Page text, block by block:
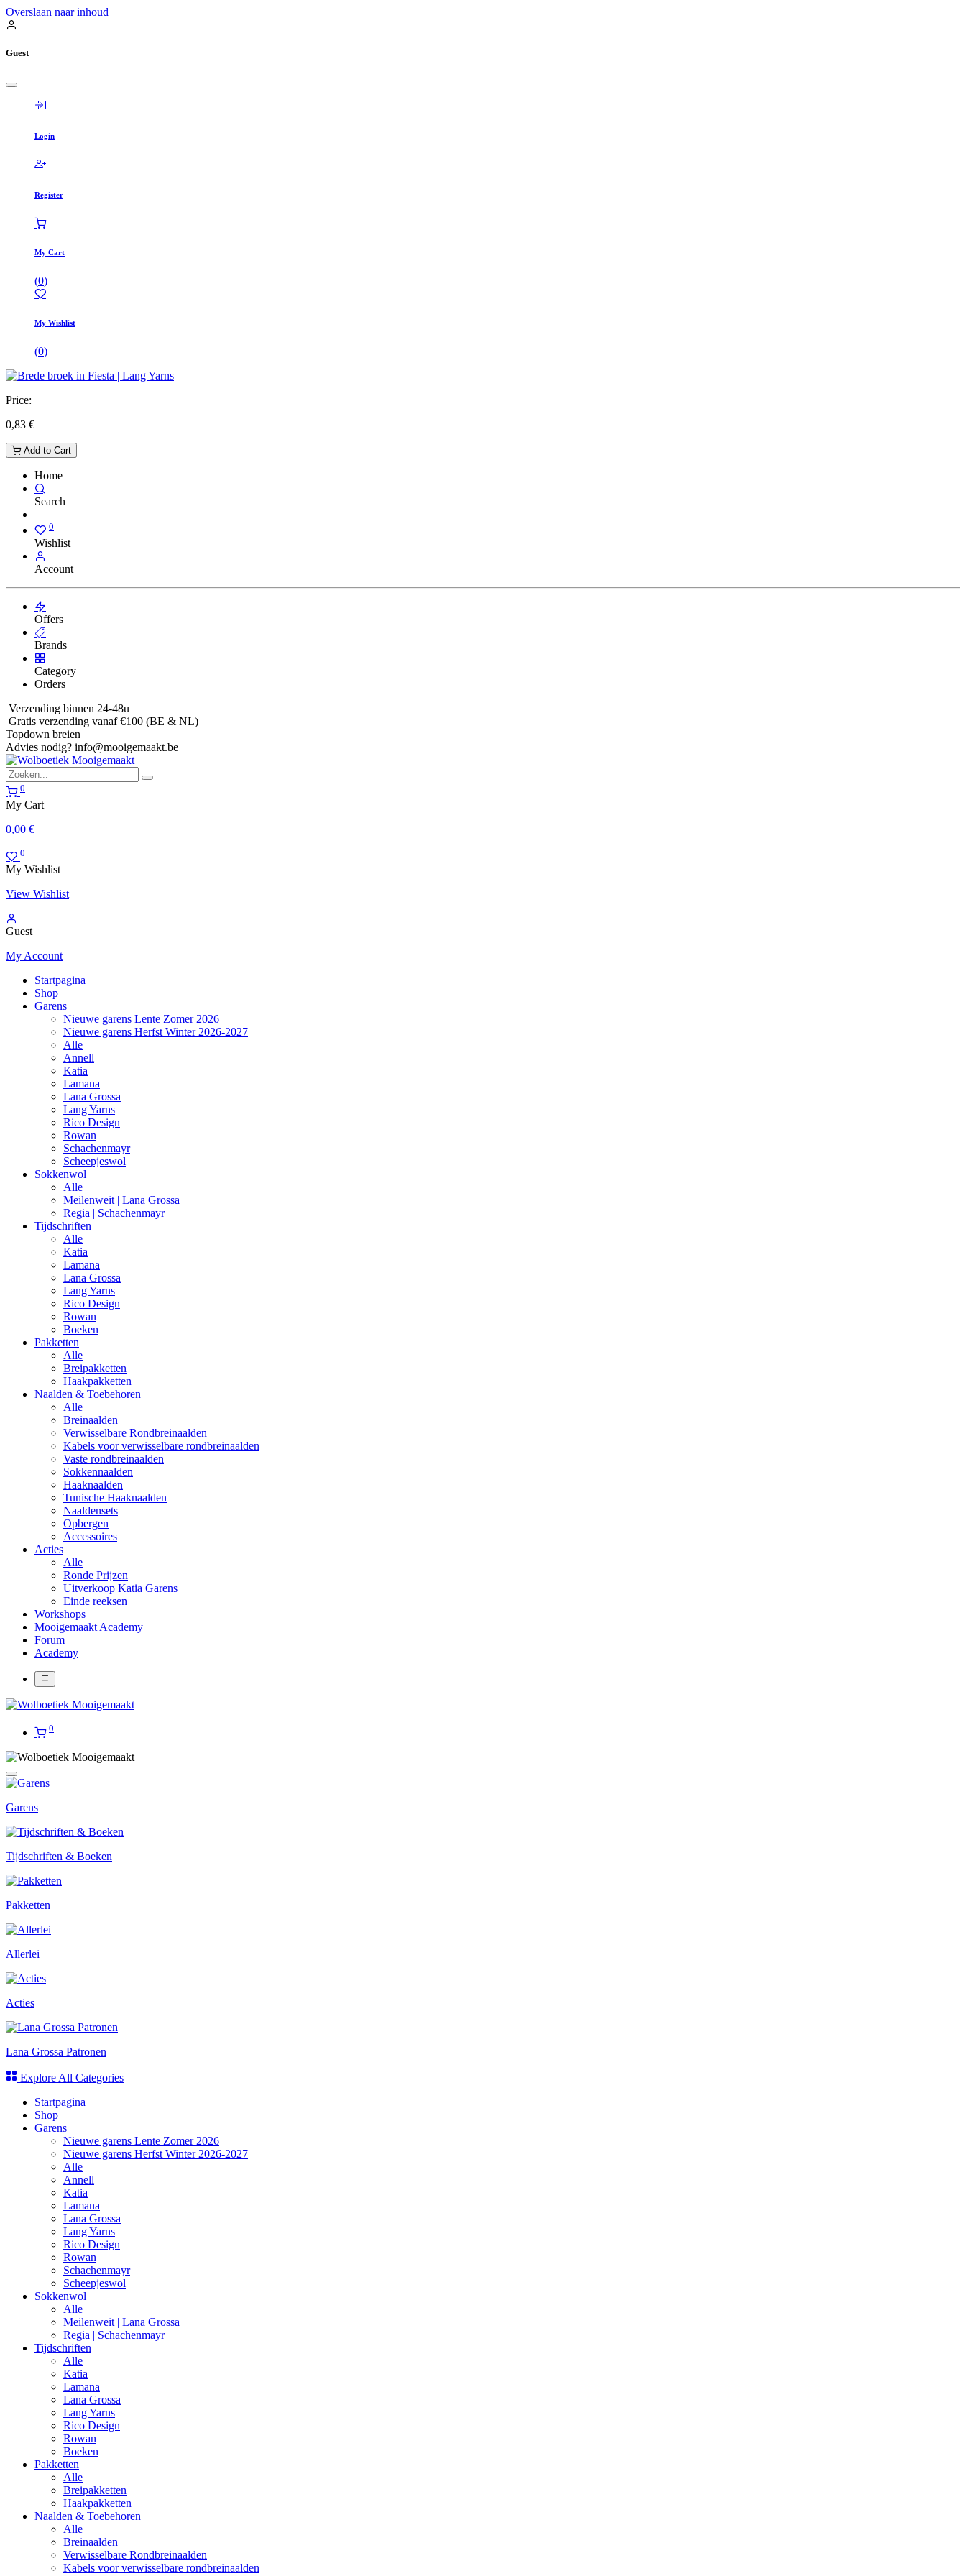
Overslaan naar inhoud
Guest
Login
Register
My Cart
(0)
My Wishlist
(0)
Price:
0,83 €
Add to Cart
Home
Search
0
Wishlist
Account
Offers
Brands
Category
Orders
Verzending binnen 24-48u
Gratis verzending vanaf €100 (BE & NL)
Topdown breien
Advies nodig? info@mooigemaakt.be
0
My Cart
0,00 €
0
My Wishlist
View Wishlist
Guest
My Account
Startpagina
Shop
Garens
Nieuwe garens Lente Zomer 2026
Nieuwe garens Herfst Winter 2026-2027
Alle
Annell
Katia
Lamana
Lana Grossa
Lang Yarns
Rico Design
Rowan
Schachenmayr
Scheepjeswol
Sokkenwol
Alle
Meilenweit | Lana Grossa
Regia | Schachenmayr
Tijdschriften
Alle
Katia
Lamana
Lana Grossa
Lang Yarns
Rico Design
Rowan
Boeken
Pakketten
Alle
Breipakketten
Haakpakketten
Naalden & Toebehoren
Alle
Breinaalden
Verwisselbare Rondbreinaalden
Kabels voor verwisselbare rondbreinaalden
Vaste rondbreinaalden
Sokkennaalden
Haaknaalden
Tunische Haaknaalden
Naaldensets
Opbergen
Accessoires
Acties
Alle
Ronde Prijzen
Uitverkoop Katia Garens
Einde reeksen
Workshops
Mooigemaakt Academy
Forum
Academy
0
Garens
Tijdschriften & Boeken
Pakketten
Allerlei
Acties
Lana Grossa Patronen
Explore All Categories
Startpagina
Shop
Garens
Nieuwe garens Lente Zomer 2026
Nieuwe garens Herfst Winter 2026-2027
Alle
Annell
Katia
Lamana
Lana Grossa
Lang Yarns
Rico Design
Rowan
Schachenmayr
Scheepjeswol
Sokkenwol
Alle
Meilenweit | Lana Grossa
Regia | Schachenmayr
Tijdschriften
Alle
Katia
Lamana
Lana Grossa
Lang Yarns
Rico Design
Rowan
Boeken
Pakketten
Alle
Breipakketten
Haakpakketten
Naalden & Toebehoren
Alle
Breinaalden
Verwisselbare Rondbreinaalden
Kabels voor verwisselbare rondbreinaalden